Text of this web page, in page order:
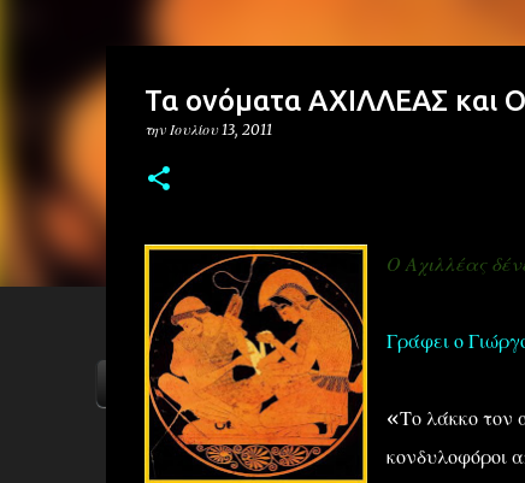
ΑΡΧΙΚΗ YOUTUBE
Τα ονόματα ΑΧΙΛΛΕΑΣ και
την Ιουλίου 13, 2011
Ο Αχιλλέας
Γράφει ο
«Το λάκκο τον
κονδυλοφόροι